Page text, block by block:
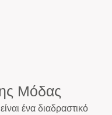
Μόδας
ένα διαδραστικό